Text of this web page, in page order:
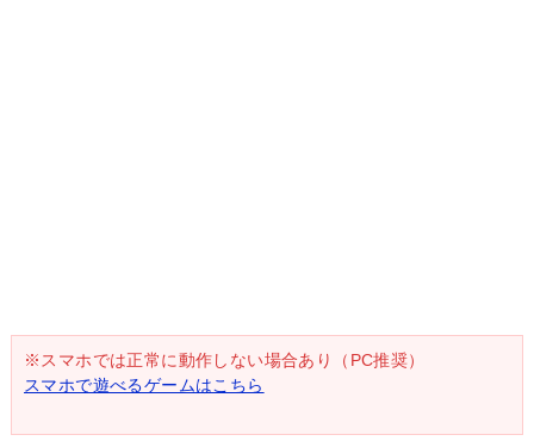
※スマホでは正常に動作しない場合あり（PC推奨）
スマホで遊べるゲームはこちら